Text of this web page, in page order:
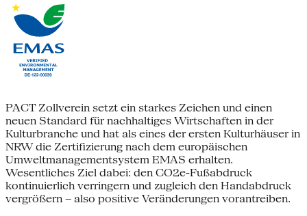
PACT Zollverein setzt ein starkes Zeichen und einen
neuen Standard für nachhaltiges Wirtschaften in der
Kulturbranche und hat als eines der ersten Kulturhäuser in
NRW die Zertifizierung nach dem europäischen
Umweltmanagementsystem EMAS erhalten.
Wesentliches Ziel dabei: den CO2e-Fußabdruck
kontinuierlich verringern und zugleich den Handabdruck
vergrößern – also positive Veränderungen vorantreiben.